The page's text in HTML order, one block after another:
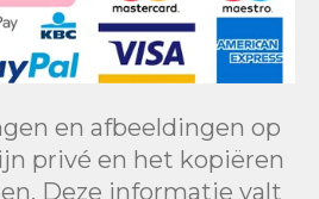
en afbeeldingen op
privé en het kopiëren
Deze informatie valt